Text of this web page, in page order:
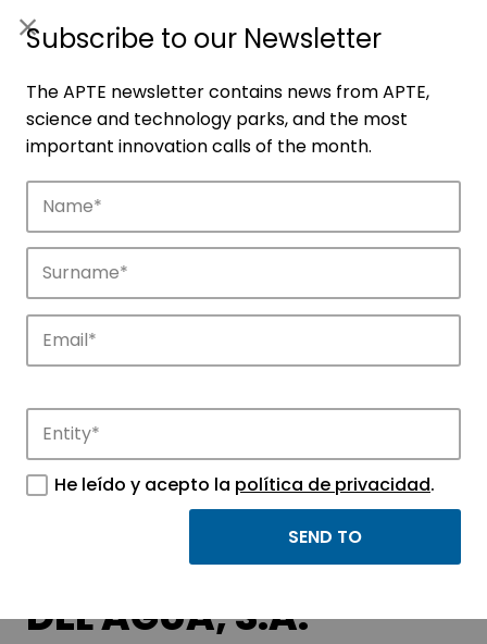
Companies
Discover the companies that drive
innovation in APTE’s parks.
ASTURAGUA SERVICIO
INTEGRAL DEL CICLO
DEL AGUA, S.A.
Subscribe to our Newsletter
The APTE newsletter contains news from APTE,
science and technology parks, and the most
important innovation calls of the month.
He leído y acepto la política de privacidad.